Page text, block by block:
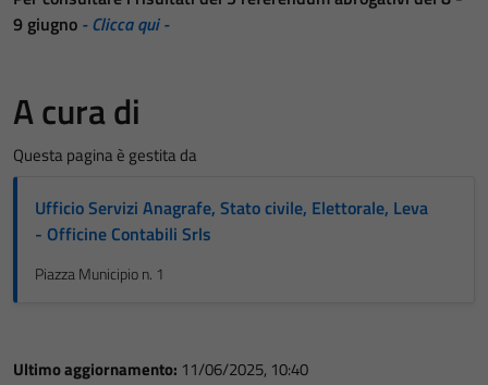
9 giugno - Clicca qui -
A cura di
Questa pagina è gestita da
Ufficio Servizi Anagrafe, Stato civile, Elettorale, Leva
- Officine Contabili Srls
Piazza Municipio n. 1
Ultimo aggiornamento: 11/06/2025, 10:40